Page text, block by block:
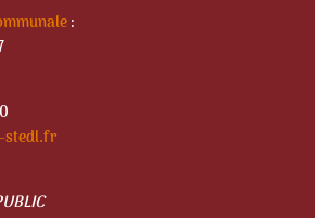
:
stedl.fr